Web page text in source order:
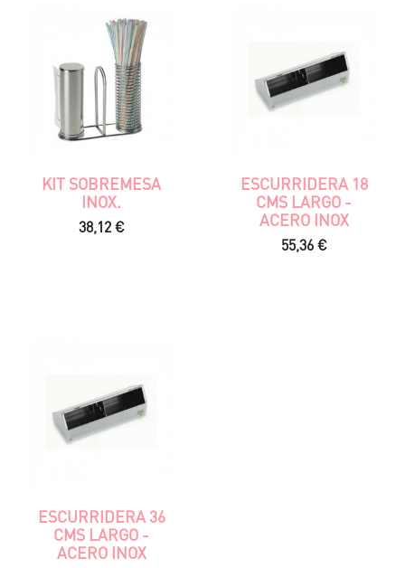
KIT SOBREMESA
INOX.
Precio
38,12 €
ESCURRIDERA 18
CMS LARGO -
ACERO INOX
Precio
55,36 €
ESCURRIDERA 36
CMS LARGO -
ACERO INOX